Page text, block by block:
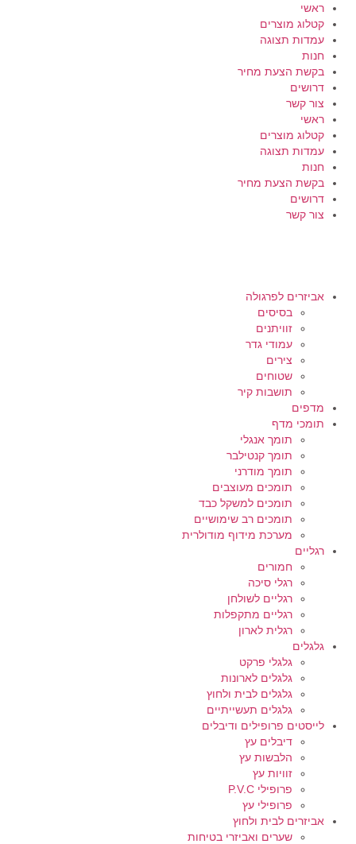
ראשי
קטלוג מוצרים
עמדות תצוגה
חנות
בקשת הצעת מחיר
דרושים
צור קשר
ראשי
קטלוג מוצרים
עמדות תצוגה
חנות
בקשת הצעת מחיר
דרושים
צור קשר
אביזרים לפרגולה
בסיסים
זוויתנים
עמודי גדר
צירים
שטוחים
תושבות קיר
מדפים
תומכי מדף
תומך אנגלי
תומך קנטילבר
תומך מודרני
תומכים מעוצבים
תומכים למשקל כבד
תומכים רב שימושיים
מערכת מידוף מודולרית
רגליים
חמורים
רגלי סיכה
רגליים לשולחן
רגליים מתקפלות
רגלית לארון
גלגלים
גלגלי פרקט
גלגלים לארונות
גלגלים לבית ולחוץ
גלגלים תעשייתיים
לייסטים פרופילים ודיבלים
דיבלים עץ
הלבשות עץ
זוויות עץ
פרופילי P.V.C
פרופילי עץ
אביזרים לבית ולחוץ
שערים ואביזרי בטיחות